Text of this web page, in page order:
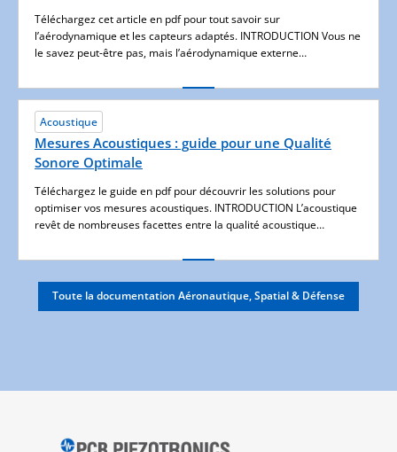
Téléchargez cet article en pdf pour tout savoir sur
l’aérodynamique et les capteurs adaptés. INTRODUCTION Vous ne
le savez peut-être pas, mais l’aérodynamique externe…
Acoustique
Mesures Acoustiques : guide pour une Qualité
Sonore Optimale
Téléchargez le guide en pdf pour découvrir les solutions pour
optimiser vos mesures acoustiques. INTRODUCTION L’acoustique
revêt de nombreuses facettes entre la qualité acoustique…
Toute la documentation Aéronautique, Spatial & Défense